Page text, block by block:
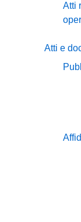
Atti
Atti e